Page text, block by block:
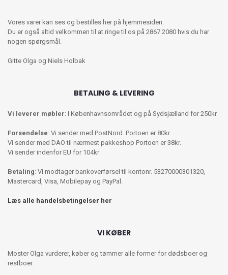
Vores varer kan ses og bestilles her på hjemmesiden.
Du er også altid velkommen til at ringe til os på 2867 2080 hvis du har
nogen spørgsmål.
Gitte Olga og Niels Holbak
BETALING & LEVERING
Vi leverer møbler: I Københavnsområdet og på Sydsjælland for 250kr
Forsendelse: Vi sender med PostNord. Portoen er 80kr.
Vi sender med DAO til nærmest pakkeshop Portoen er 38kr.
Vi sender indenfor EU for 104kr
Betaling: Vi modtager bankoverførsel til kontonr. 53270000301320,
Mastercard, Visa, Mobilepay og PayPal.
Læs alle handelsbetingelser her
VI KØBER
Moster Olga vurderer, køber og tømmer alle former for dødsboer og
restboer.